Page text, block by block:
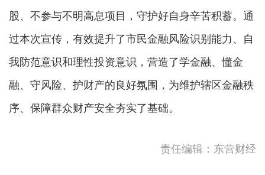
股、不参与不明高息项目，守护好自身辛苦积蓄。通
过本次宣传，有效提升了市民金融风险识别能力、自
我防范意识和理性投资意识，营造了学金融、懂金
融、守风险、护财产的良好氛围，为维护辖区金融秩
序、保障群众财产安全夯实了基础。
责任编辑：东营财经